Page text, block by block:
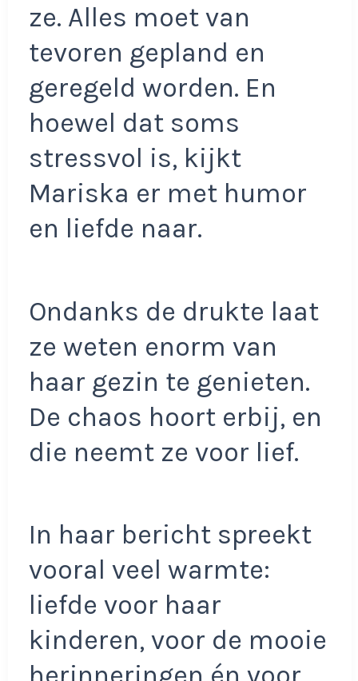
ze. Alles moet van
tevoren gepland en
geregeld worden. En
hoewel dat soms
stressvol is, kijkt
Mariska er met humor
en liefde naar.
Ondanks de drukte laat
ze weten enorm van
haar gezin te genieten.
De chaos hoort erbij, en
die neemt ze voor lief.
In haar bericht spreekt
vooral veel warmte:
liefde voor haar
kinderen, voor de mooie